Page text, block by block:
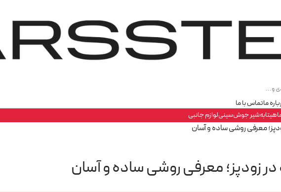
ماتماس با ما
شیر جوشسینیلوازم جانبی
معرفی روشی ساده و آسان
در زودپز؛ معرفی روشی ساده و آسان